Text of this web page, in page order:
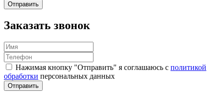
Отправить
Заказать звонок
Нажимая кнопку "Отправить" я соглашаюсь с политикой
обработки персональных данных
Отправить